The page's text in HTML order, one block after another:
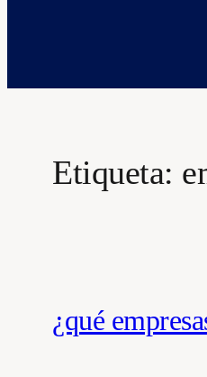
Etiqueta:
¿qué